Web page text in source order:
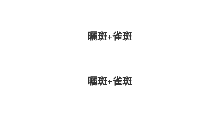
曬斑+雀斑
曬斑+雀斑